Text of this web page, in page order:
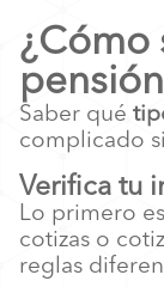
¿Cómo
Saber qué
complicado
Verifica tu
Lo primero
cotizas o
reglas